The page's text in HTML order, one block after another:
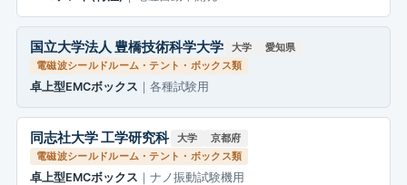
国立大学法人 豊橋技術科学大学 大学
愛知県
電磁波シールドルーム・テント・ボックス類
卓上型EMCボックス ｜各種試験用
同志社大学 工学研究科 大学
京都府
電磁波シールドルーム・テント・ボックス類
卓上型EMCボックス ｜ナノ振動試験機用